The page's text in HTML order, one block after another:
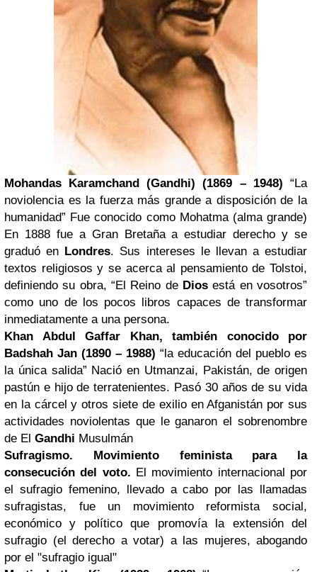
Mohandas Karamchand (Gandhi) (1869 – 1948) “La
noviolencia es la fuerza más grande a disposición de la
humanidad” Fue conocido como Mohatma (alma grande)
En 1888 fue a Gran Bretaña a estudiar derecho y se
graduó en Londres. Sus intereses le llevan a estudiar
textos religiosos y se acerca al pensamiento de Tolstoi,
definiendo su obra, “El Reino de Dios está en vosotros”
como uno de los pocos libros capaces de transformar
inmediatamente a una persona.
Khan Abdul Gaffar Khan, también conocido por
Badshah Jan (1890 – 1988) “la educación del pueblo es
la única salida” Nació en Utmanzai, Pakistán, de origen
pastún e hijo de terratenientes. Pasó 30 años de su vida
en la cárcel y otros siete de exilio en Afganistán por sus
actividades noviolentas que le ganaron el sobrenombre
de El Gandhi Musulmán
Sufragismo. Movimiento feminista para la
consecución del voto. El movimiento internacional por
el sufragio femenino, llevado a cabo por las llamadas
sufragistas, fue un movimiento reformista social,
económico y político que promovía la extensión del
sufragio (el derecho a votar) a las mujeres, abogando
por el "sufragio igual"